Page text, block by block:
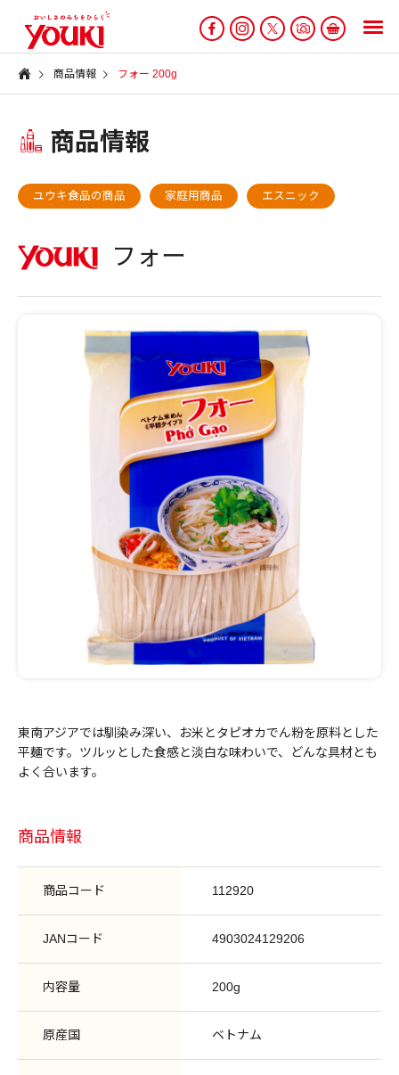
商品情報 フォー 200g
商品情報
ユウキ食品の商品 家庭用商品 エスニック
フォー
東南アジアでは馴染み深い、お米とタピオカでん粉を原料とした
平麺です。ツルッとした食感と淡白な味わいで、どんな具材とも
よく合います。
商品情報
商品コード 112920
JANコード 4903024129206
内容量 200g
原産国 ベトナム